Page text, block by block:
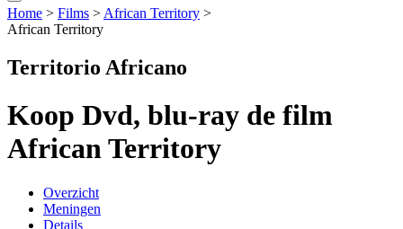
Home > Films > African Territory >
African Territory
Territorio Africano
Koop Dvd, blu-ray de film
African Territory
Overzicht
Meningen
Details